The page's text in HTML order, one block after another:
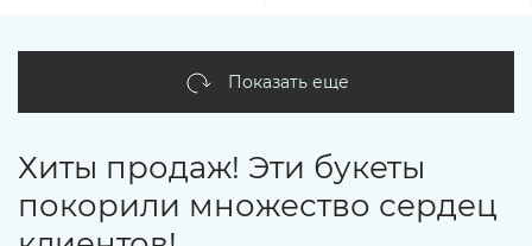
Показать еще
Хиты продаж! Эти букеты
покорили множество сердец